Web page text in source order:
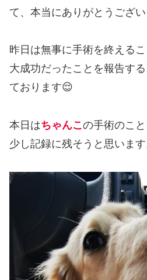
て、本当にありがとうござ
昨日は無事に手術を終える
大成功だったことを報告す
ております😌
本日はちゃんこ の手術のこ
少し記録に残そうと思います